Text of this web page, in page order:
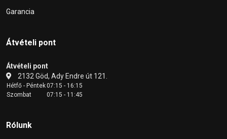
Garancia
Átvételi pont
Átvételi pont
2132 Göd, Ady Endre út 121.
Hétfő - Péntek07:15 - 16:15
Szombat
07:15 - 11:45
Rólunk